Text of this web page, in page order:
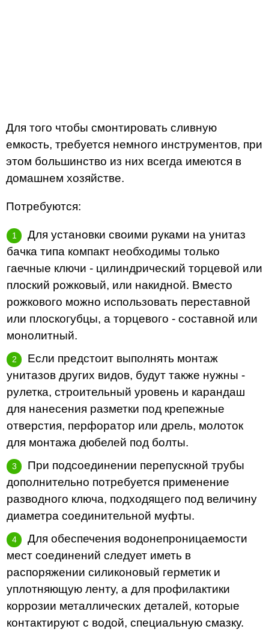
Для того чтобы смонтировать сливную
емкость, требуется немного инструментов, при
этом большинство из них всегда имеются в
домашнем хозяйстве.
Потребуются:
Для установки своими руками на унитаз
бачка типа компакт необходимы только
гаечные ключи - цилиндрический торцевой или
плоский рожковый, или накидной. Вместо
рожкового можно использовать переставной
или плоскогубцы, а торцевого - составной или
монолитный.
Если предстоит выполнять монтаж
унитазов других видов, будут также нужны -
рулетка, строительный уровень и карандаш
для нанесения разметки под крепежные
отверстия, перфоратор или дрель, молоток
для монтажа дюбелей под болты.
При подсоединении перепускной трубы
дополнительно потребуется применение
разводного ключа, подходящего под величину
диаметра соединительной муфты.
Для обеспечения водонепроницаемости
мест соединений следует иметь в
распоряжении силиконовый герметик и
уплотняющую ленту, а для профилактики
коррозии металлических деталей, которые
контактируют с водой, специальную смазку.